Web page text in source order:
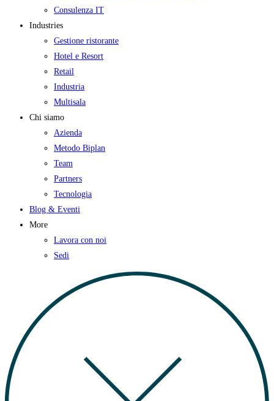
Consulenza IT
Industries
Gestione ristorante
Hotel e Resort
Retail
Industria
Multisala
Chi siamo
Azienda
Metodo Biplan
Team
Partners
Tecnologia
Blog & Eventi
More
Lavora con noi
Sedi